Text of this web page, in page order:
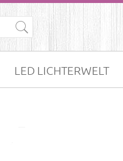

LED LICHTERWELT